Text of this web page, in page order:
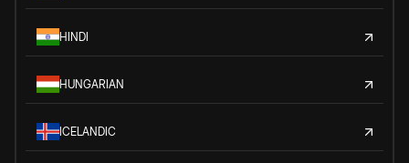
HINDI
HUNGARIAN
ICELANDIC